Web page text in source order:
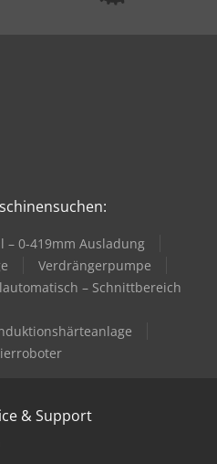
– 0-419mm Ausladung
Verdrängerpumpe
– Schnittbereich
& Support